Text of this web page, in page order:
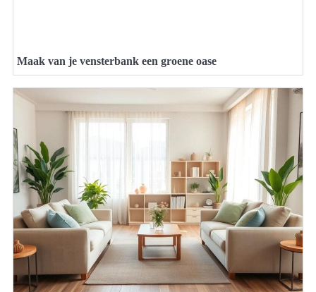
Maak van je vensterbank een groene oase